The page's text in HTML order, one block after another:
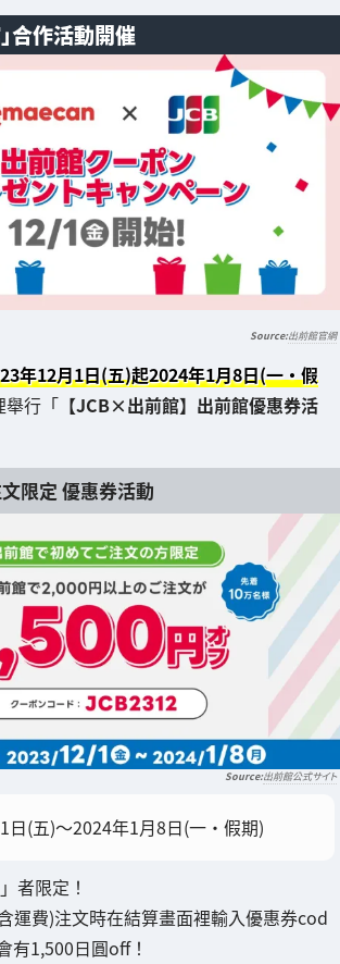
合作活動開催
出前館官網
年12月1日(五)起2024年1月8日(一・假
舉行「 【JCB×出前館】出前館優惠券活
文限定 優惠券活動
出前館公式サイト
日(五)～2024年1月8日(一・假期)
者限定！
運費)注文時在結算畫面裡輸入優惠券cod
有1,500日圓off！